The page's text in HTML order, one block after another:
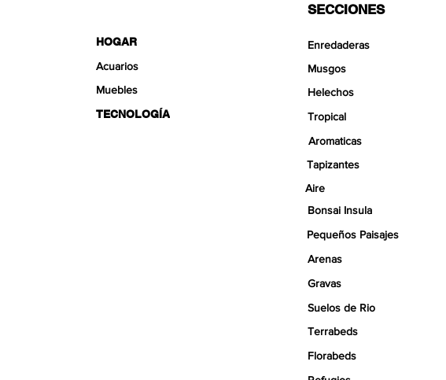
HOGAR
Acuarios
Muebles
TECNOLOGÍA
SECCIONES
Enredaderas
Musgos
Helechos
Tropical
Aromaticas
Tapizantes
Aire
Bonsai Insula
Pequeños Paisajes
Arenas
Gravas
Suelos de Rio
Terrabeds
Florabeds